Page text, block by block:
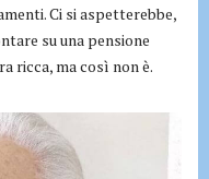
Ci si aspetterebbe,
su una pensione
ricca, ma così non è.